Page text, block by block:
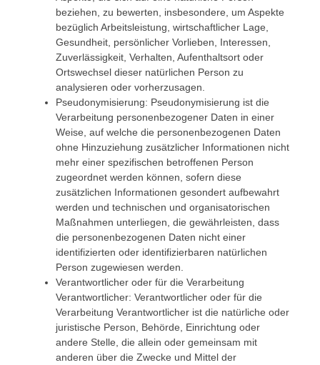
beziehen, zu bewerten, insbesondere, um Aspekte
bezüglich Arbeitsleistung, wirtschaftlicher Lage,
Gesundheit, persönlicher Vorlieben, Interessen,
Zuverlässigkeit, Verhalten, Aufenthaltsort oder
Ortswechsel dieser natürlichen Person zu
analysieren oder vorherzusagen.
Pseudonymisierung: Pseudonymisierung ist die
Verarbeitung personenbezogener Daten in einer
Weise, auf welche die personenbezogenen Daten
ohne Hinzuziehung zusätzlicher Informationen nicht
mehr einer spezifischen betroffenen Person
zugeordnet werden können, sofern diese
zusätzlichen Informationen gesondert aufbewahrt
werden und technischen und organisatorischen
Maßnahmen unterliegen, die gewährleisten, dass
die personenbezogenen Daten nicht einer
identifizierten oder identifizierbaren natürlichen
Person zugewiesen werden.
Verantwortlicher oder für die Verarbeitung
Verantwortlicher: Verantwortlicher oder für die
Verarbeitung Verantwortlicher ist die natürliche oder
juristische Person, Behörde, Einrichtung oder
andere Stelle, die allein oder gemeinsam mit
anderen über die Zwecke und Mittel der